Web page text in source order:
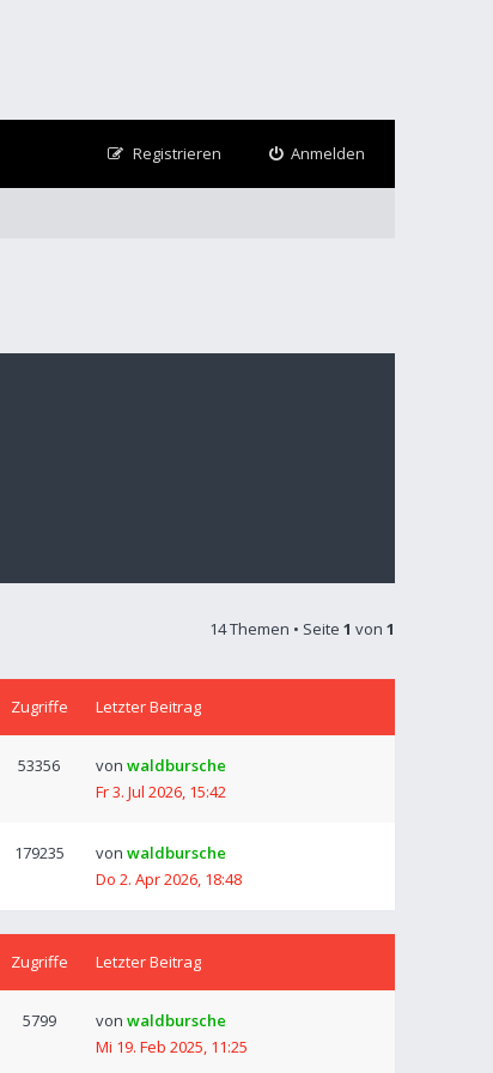
Anmelden
Registrieren
14 Themen • Seite 1 von 1
Zugriffe Letzter Beitrag
53356 von waldbursche
Fr 3. Jul 2026, 15:42
179235 von waldbursche
Do 2. Apr 2026, 18:48
Zugriffe Letzter Beitrag
5799 von waldbursche
Mi 19. Feb 2025, 11:25